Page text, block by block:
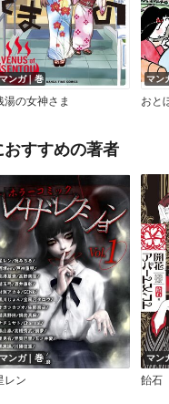
マンガ｜巻
湯の女神さま
マン
おと
すすめの著者
マンガ｜巻
レン
マン
飴石